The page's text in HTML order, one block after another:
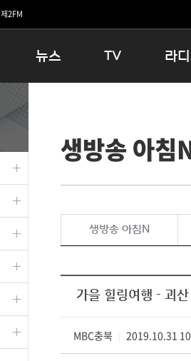
제2FM
뉴스
보은
옥천
TV
인생내컷
테마기행 길
시청자 FLEX
특집프로그램
종영프로그램
라
16:00
우리 고
생방송 아침
생방송 아침N
가을 힐링여행 - 괴
MBC충북 2019.10.31